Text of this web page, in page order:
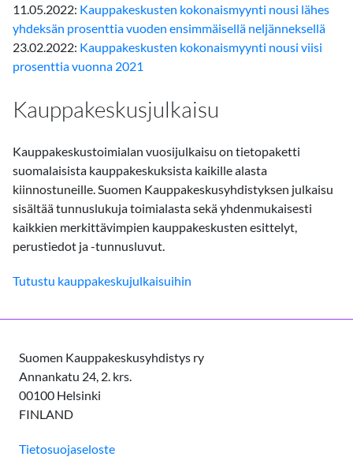
11.05.2022: Kauppakeskusten kokonaismyynti nousi lähes
yhdeksän prosenttia vuoden ensimmäisellä neljänneksellä
23.02.2022: Kauppakeskusten kokonaismyynti nousi viisi
prosenttia vuonna 2021
Kauppakeskusjulkaisu
Kauppakeskustoimialan vuosijulkaisu on tietopaketti
suomalaisista kauppakeskuksista kaikille alasta
kiinnostuneille. Suomen Kauppakeskusyhdistyksen julkaisu
sisältää tunnuslukuja toimialasta sekä yhdenmukaisesti
kaikkien merkittävimpien kauppakeskusten esittelyt,
perustiedot ja -tunnusluvut.
Tutustu kauppakeskujulkaisuihin
Suomen Kauppakeskusyhdistys ry
Annankatu 24, 2. krs.
00100 Helsinki
FINLAND
Tietosuojaseloste